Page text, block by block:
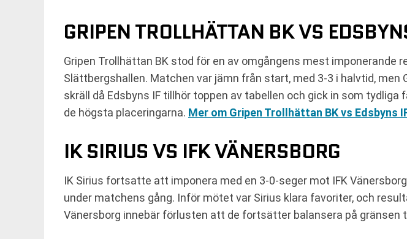
GRIPEN TROLLHÄTTAN BK VS
Gripen Trollhättan BK stod för en av omgångens mest imponerande
Slättbergshallen. Matchen var jämn från start, med 3-3 i halvtid,
skräll då Edsbyns IF tillhör toppen av tabellen och gick in som
de högsta placeringarna. Mer om Gripen Trollhättan BK vs Edsbyns
IK SIRIUS VS IFK VÄNERSBORG
IK Sirius fortsatte att imponera med en 3-0-seger mot IFK
under matchens gång. Inför mötet var Sirius klara favoriter, och
Vänersborg innebär förlusten att de fortsätter balansera på gränsen